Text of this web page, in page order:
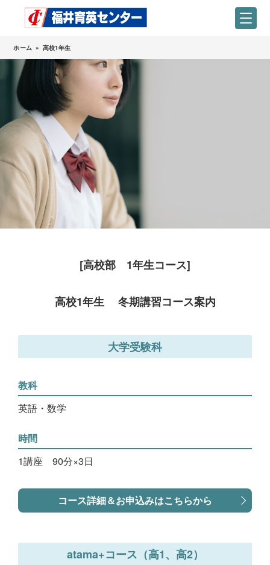
ホーム » 高校1年生
[高校部 1年生コース]
高校1年生 冬期講習コース案内
大学受験科
教科
英語・数学
時間
1講座 90分×3日
コース詳細＆お申込みはこちらから
atama+コース（高1、高2）